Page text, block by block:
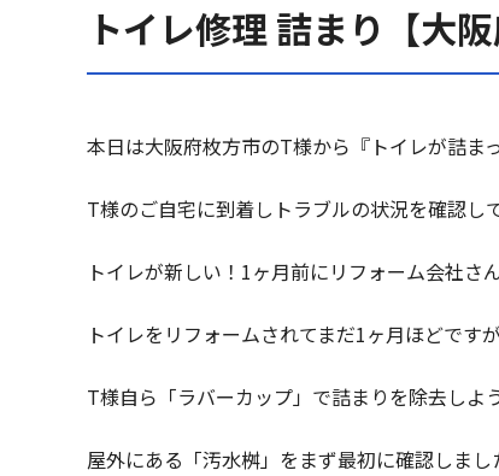
トイレ修理 詰まり【大
本日は大阪府枚方市のT様から『トイレが詰ま
T様のご自宅に到着しトラブルの状況を確認し
トイレが新しい！1ヶ月前にリフォーム会社さ
トイレをリフォームされてまだ1ヶ月ほどです
T様自ら「ラバーカップ」で詰まりを除去しよ
屋外にある「汚水桝」をまず最初に確認しま